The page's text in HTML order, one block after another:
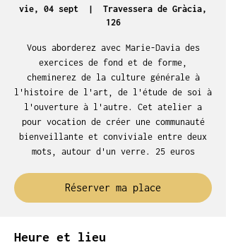
vie, 04 sept
  |
Travessera de Gràcia,
126
Vous aborderez avec Marie-Davia des
exercices de fond et de forme,
cheminerez de la culture générale à
l'histoire de l'art, de l'étude de soi à
l'ouverture à l'autre. Cet atelier a
pour vocation de créer une communauté
bienveillante et conviviale entre deux
mots, autour d'un verre. 25 euros
Réserver ma place
Heure et lieu